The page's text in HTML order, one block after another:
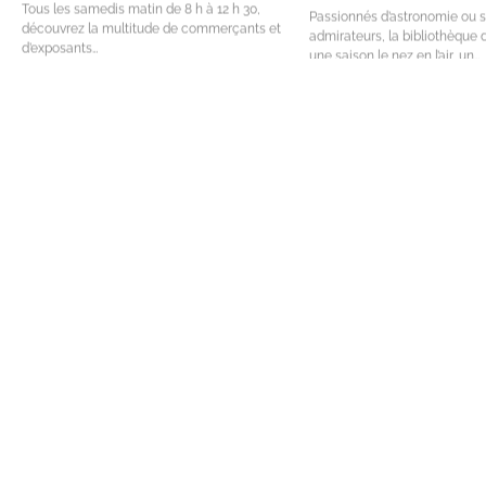
Tous les samedis matin de 8 h à 12 h 30,
découvrez la multitude de commerçants et
d’exposants…
Passionnés d’astronomie ou
admirateurs, la bibliothèque
une saison le nez en l’air, un…